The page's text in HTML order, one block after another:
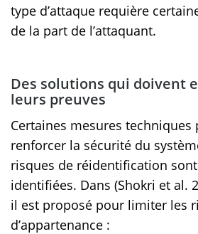
type d’attaque requière
de la part de l’attaquant.
Des solutions qui doivent
leurs preuves
Certaines mesures
renforcer la sécurité du
risques de réidentification sont
identifiées. Dans (Shokri et al.
il est proposé pour limiter les
d’appartenance :